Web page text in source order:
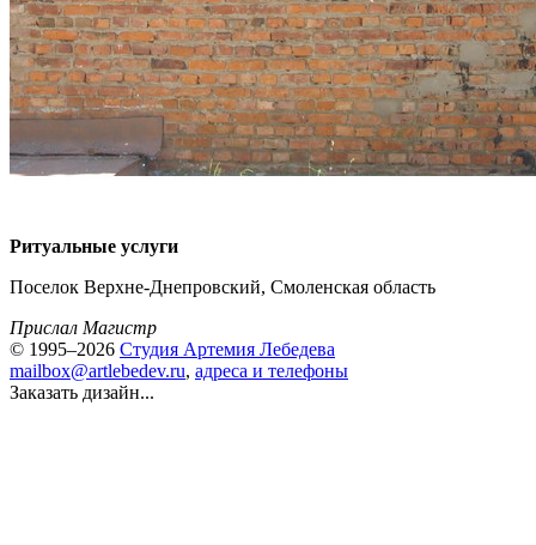
Ритуальные услуги
Поселок Верхне-Днепровский, Смоленская область
Прислал Магистр
© 1995–2026 Студия Артемия Лебедева
mailbox@artlebedev.ru, адреса и телефоны
Заказать дизайн...